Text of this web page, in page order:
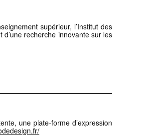
supérieur, l’Institut des
recherche innovante sur les
une plate-forme d’expression